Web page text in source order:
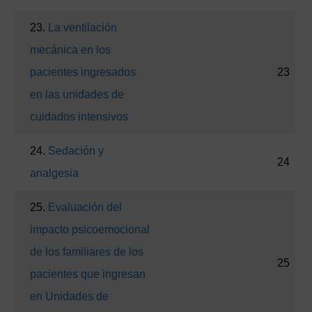
23.
La ventilación
mecánica en los
pacientes ingresados
en las unidades de
cuidados intensivos
23
24. Sedación y
analgesia
24
25. Evaluación del
impacto psicoemocional
de los familiares de los
pacientes que ingresan
en Unidades de
25